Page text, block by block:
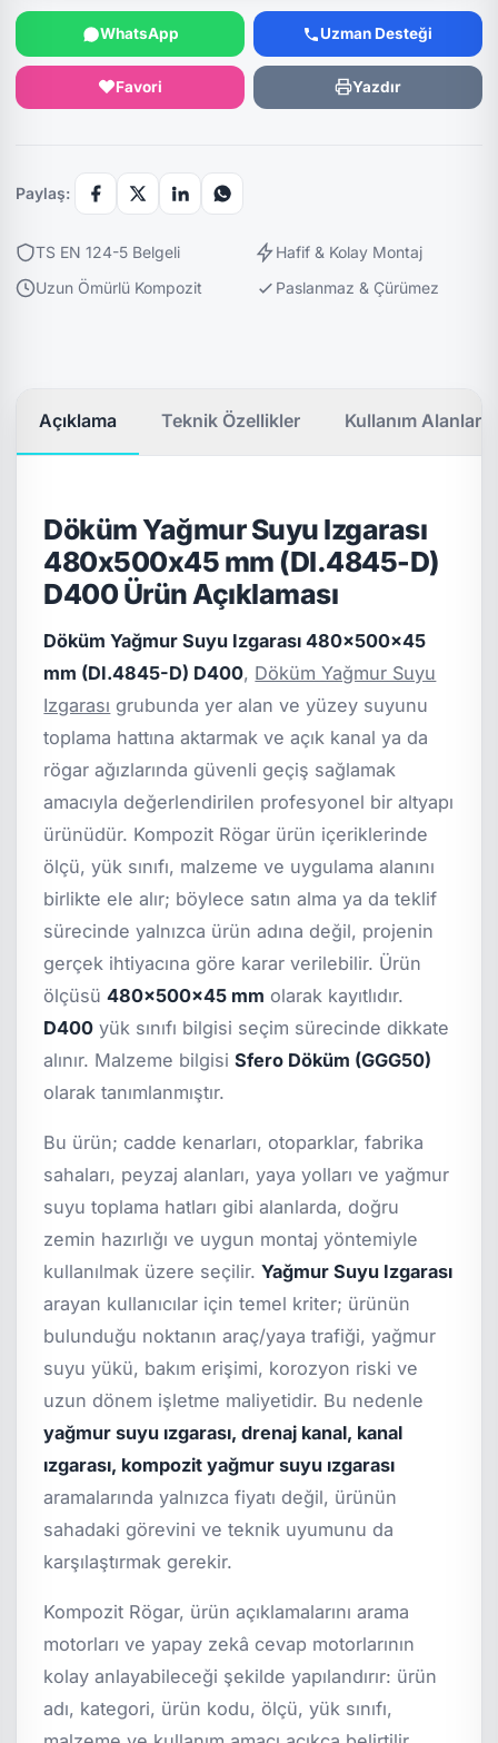
WhatsApp Uzman Desteği
Favori Yazdır
Paylaş:
TS EN 124-5 Belgeli
Hafif & Kolay Montaj
Uzun Ömürlü Kompozit
Paslanmaz & Çürümez
Açıklama Teknik Özellikler Kullanım Alanları
Döküm Yağmur Suyu Izgarası
480x500x45 mm (DI.4845-D)
D400 Ürün Açıklaması
Döküm Yağmur Suyu Izgarası 480x500x45
mm (DI.4845-D) D400, Döküm Yağmur Suyu
Izgarası grubunda yer alan ve yüzey suyunu
toplama hattına aktarmak ve açık kanal ya da
rögar ağızlarında güvenli geçiş sağlamak
amacıyla değerlendirilen profesyonel bir altyapı
ürünüdür. Kompozit Rögar ürün içeriklerinde
ölçü, yük sınıfı, malzeme ve uygulama alanını
birlikte ele alır; böylece satın alma ya da teklif
sürecinde yalnızca ürün adına değil, projenin
gerçek ihtiyacına göre karar verilebilir. Ürün
ölçüsü480x500x45 mm olarak kayıtlıdır.
D400 yük sınıfı bilgisi seçim sürecinde dikkate
alınır. Malzeme bilgisiSfero Döküm (GGG50)
olarak tanımlanmıştır.
Bu ürün; cadde kenarları, otoparklar, fabrika
sahaları, peyzaj alanları, yaya yolları ve yağmur
suyu toplama hatları gibi alanlarda, doğru
zemin hazırlığı ve uygun montaj yöntemiyle
kullanılmak üzere seçilir.Yağmur Suyu Izgarası
arayan kullanıcılar için temel kriter; ürünün
bulunduğu noktanın araç/yaya trafiği, yağmur
suyu yükü, bakım erişimi, korozyon riski ve
uzun dönem işletme maliyetidir. Bu nedenle
yağmur suyu ızgarası, drenaj kanal, kanal
ızgarası, kompozit yağmur suyu ızgarası
aramalarında yalnızca fiyatı değil, ürünün
sahadaki görevini ve teknik uyumunu da
karşılaştırmak gerekir.
Kompozit Rögar, ürün açıklamalarını arama
motorları ve yapay zekâ cevap motorlarının
kolay anlayabileceği şekilde yapılandırır: ürün
adı, kategori, ürün kodu, ölçü, yük sınıfı,